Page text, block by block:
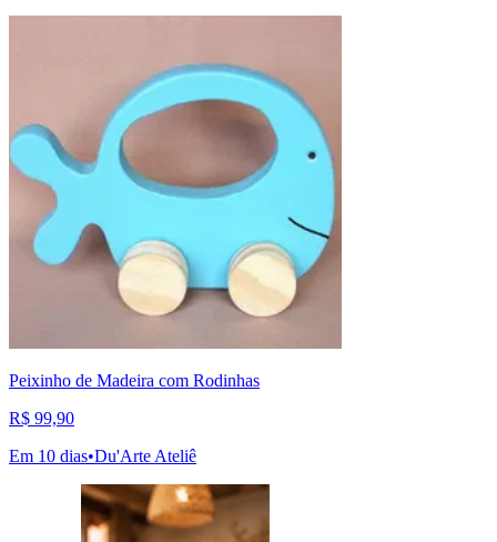
Peixinho de Madeira com Rodinhas
R$ 99,90
Em 10 dias•Du'Arte Ateliê